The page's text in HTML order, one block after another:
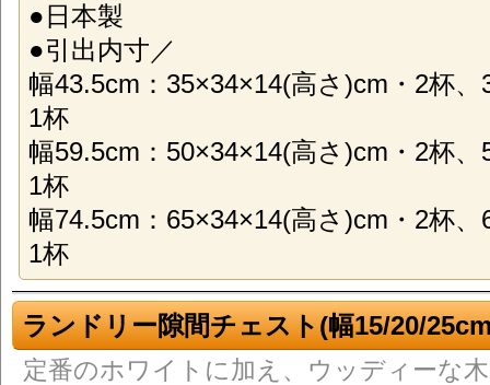
●日本製
●引出内寸／
幅43.5cm：35×34×14(高さ)cm・2杯
1杯
幅59.5cm：50×34×14(高さ)cm・2杯
1杯
幅74.5cm：65×34×14(高さ)cm・2杯
1杯
ランドリー隙間チェスト(幅15/20/
定番のホワイトに加え、ウッディーな